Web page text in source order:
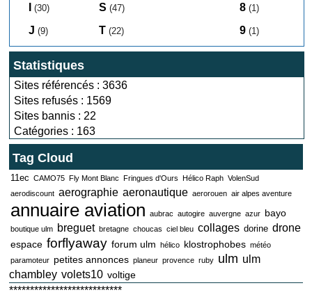
(30)
J (9)
S (47)
T (22)
8 (1)
9 (1)
Statistiques
Sites référencés : 3636
Sites refusés : 1569
Sites bannis : 22
Catégories : 163
Tag Cloud
11ec CAMO75 Fly Mont Blanc Fringues d'Ours Hélico Raph VolenSud
aerodiscount aerographie aeronautique aerorouen air alpes aventure
annuaire aviation aubrac autogire auvergne azur bayo
boutique ulm breguet bretagne choucas ciel bleu collages dorine drone
espace forflyaway forum ulm hélico klostrophobes météo
paramoteur petites annonces planeur provence ruby ulm ulm
chambley volets10 voltige
***************************